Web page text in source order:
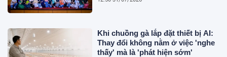
Khi chuồng gà lắp đặt thiết bị AI:
Thay đổi không nằm ở việc 'nghe
thấy' mà là 'phát hiện sớm'